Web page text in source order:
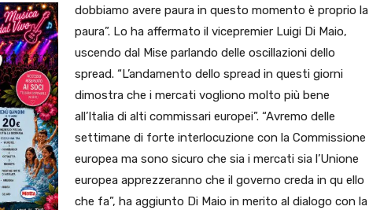
dobbiamo avere paura in questo momento è proprio la
paura”. Lo ha affermato il vicepremier Luigi Di Maio,
uscendo dal Mise parlando delle oscillazioni dello
spread. “L’andamento dello spread in questi giorni
dimostra che i mercati vogliono molto più bene
all’Italia di alti commissari europei”. “Avremo delle
settimane di forte interlocuzione con la Commissione
europea ma sono sicuro che sia i mercati sia l’Unione
europea apprezzeranno che il governo creda in qu ello
che fa”, ha aggiunto Di Maio in merito al dialogo con la